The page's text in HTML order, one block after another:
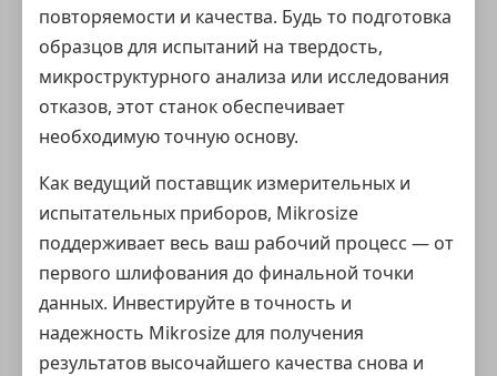
повторяемости и качества. Будь то подготовка
образцов для испытаний на твердость,
микроструктурного анализа или исследования
отказов, этот станок обеспечивает
необходимую точную основу.
Как ведущий поставщик измерительных и
испытательных приборов, Mikrosize
поддерживает весь ваш рабочий процесс — от
первого шлифования до финальной точки
данных. Инвестируйте в точность и
надежность Mikrosize для получения
результатов высочайшего качества снова и